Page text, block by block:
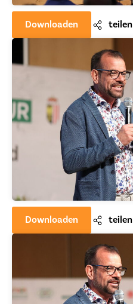
Downloaden teilen
Downloaden teilen